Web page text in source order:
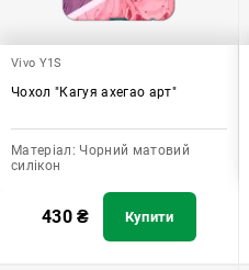
Vivo Y1S
Чохол "Кагуя ахегао арт"
Матеріал: Чорний матовий
силікон
430₴ Купити